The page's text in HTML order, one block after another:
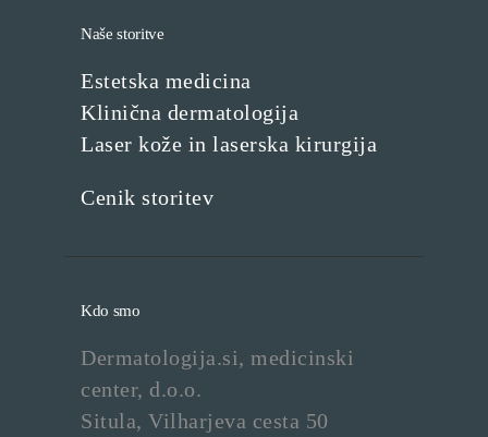
Naše storitve
Estetska medicina
Klinična dermatologija
Laser kože in laserska kirurgija
Cenik storitev
Kdo smo
Dermatologija.si, medicinski
center, d.o.o.
Situla, Vilharjeva cesta 50